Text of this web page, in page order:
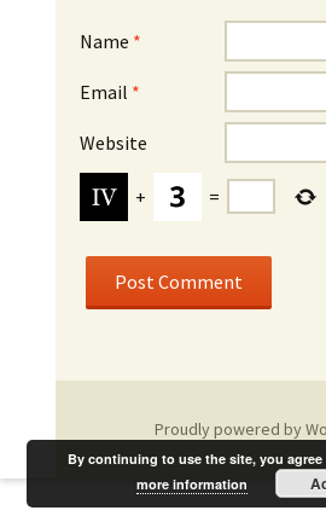
Name *
Email *
Website
+ =
Proudly powered by
By continuing to use the site, you
more information